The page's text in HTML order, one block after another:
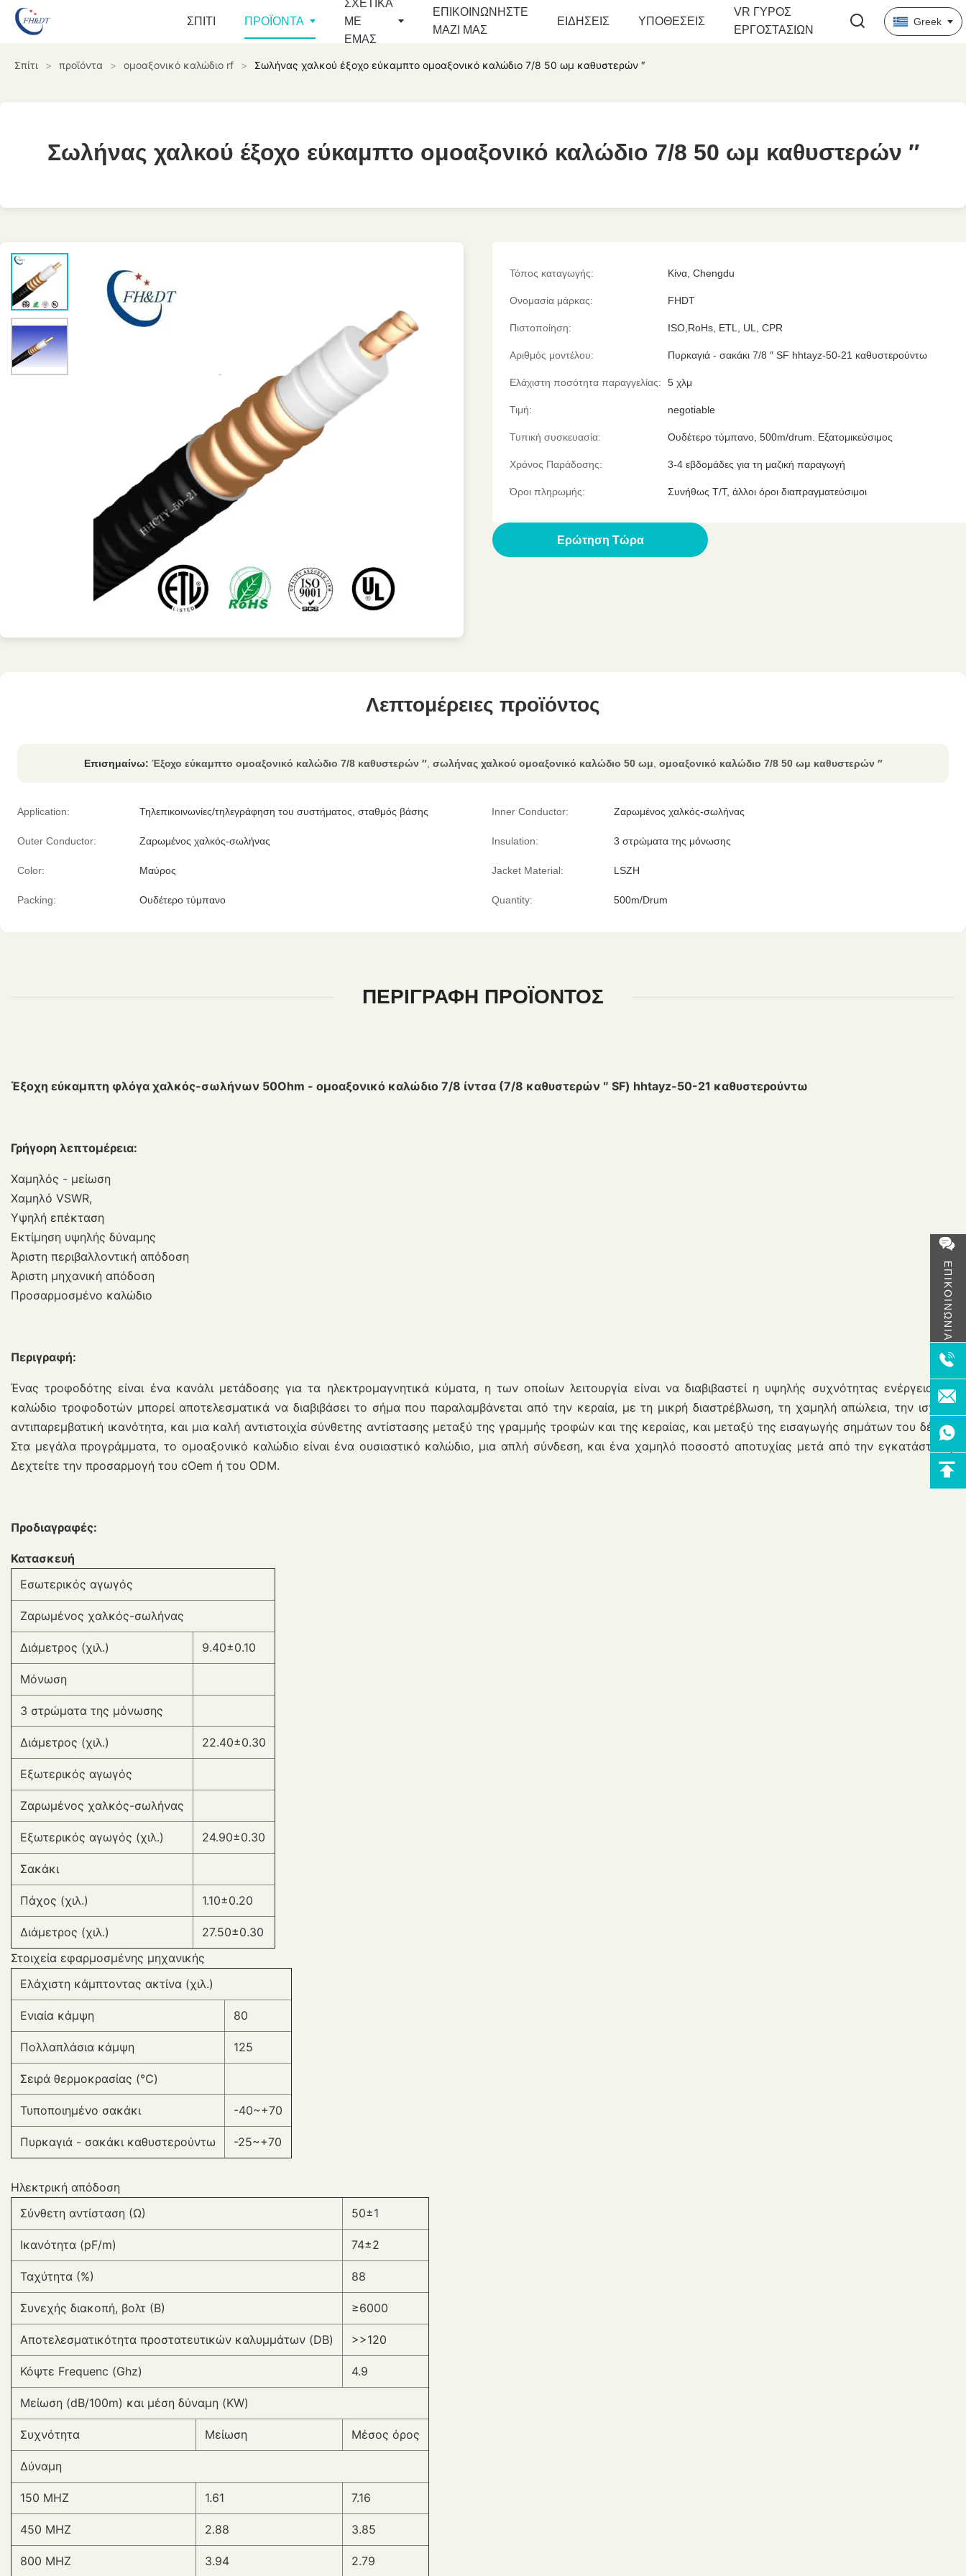
ΣΠΊΤΙ ΠΡΟΪΌΝΤΑ
ΣΧΕΤΙΚΆ
ΜΕ
ΕΜΆΣ
ΕΠΙΚΟΙΝΩΝΉΣΤΕ
ΜΑΖΊ ΜΑΣ
ΕΙΔΉΣΕΙΣ ΥΠΟΘΈΣΕΙΣ
VR ΓΎΡΟΣ
ΕΡΓΟΣΤΑΣΊΩΝ
Greek
ΕΠΙΚΟΙΝΩΝΙΑ
Σπίτι > προϊόντα > ομοαξονικό καλώδιο rf > Σωλήνας χαλκού έξοχο εύκαμπτο ομοαξονικό καλώδιο 7/8 50 ωμ καθυστερών ″
Σωλήνας χαλκού έξοχο εύκαμπτο ομοαξονικό καλώδιο 7/8 50 ωμ καθυστερών ″
Σωλήνας χαλκού έξοχο εύκαμπτο ομοαξονικό καλώδιο 7/8 50 ωμ καθυστερών ″
Τόπος καταγωγής: Κίνα, Chengdu
Ονομασία μάρκας: FHDT
Πιστοποίηση: ISO,RoHs, ETL, UL, CPR
Αριθμός μοντέλου: Πυρκαγιά - σακάκι 7/8 ″ SF hhtayz-50-21 καθυστερούντω
Ελάχιστη ποσότητα παραγγελίας: 5 χλμ
Τιμή: negotiable
Τυπική συσκευασία: Ουδέτερο τύμπανο, 500m/drum. Εξατομικεύσιμος
Χρόνος Παράδοσης: 3-4 εβδομάδες για τη μαζική παραγωγή
Όροι πληρωμής: Συνήθως T/T, άλλοι όροι διαπραγματεύσιμοι
Ερώτηση Τώρα
Βρες ένα απόσπασμα.
Λεπτομέρειες προϊόντος
Επισημαίνω: Έξοχο εύκαμπτο ομοαξονικό καλώδιο 7/8 καθυστερών ″, σωλήνας χαλκού ομοαξονικό καλώδιο 50 ωμ ομοαξονικό καλώδιο 7/8 50 ωμ καθυστερών ″
Application: Τηλεπικοινωνίες/τηλεγράφηση του συστήματος, σταθμός βάσης Inner Conductor: Ζαρωμένος χαλκός-σωλήνας
Outer Conductor: Ζαρωμένος χαλκός-σωλήνας Insulation: 3 στρώματα της μόνωσης
Color: Μαύρος Jacket Material: LSZH
Packing: Ουδέτερο τύμπανο Quantity: 500m/Drum
ΠΕΡΙΓΡΑΦΉ ΠΡΟΪΌΝΤΟΣ
Έξοχη εύκαμπτη φλόγα χαλκός-σωλήνων 50Ohm - ομοαξονικό καλώδιο 7/8 ίντσα (7/8 καθυστερών ″ SF) hhtayz-50-21 καθυστερούντω
Γρήγορη λεπτομέρεια:
Χαμηλός - μείωση
Χαμηλό VSWR,
Υψηλή επέκταση
Εκτίμηση υψηλής δύναμης
Άριστη περιβαλλοντική απόδοση
Άριστη μηχανική απόδοση
Προσαρμοσμένο καλώδιο
Περιγραφή:
Ένας τροφοδότης είναι ένα κανάλι μετάδοσης για τα ηλεκτρομαγνητικά κύματα, η των οποίων λειτουργία είναι να διαβιβαστεί η υψηλής συχνότητας ενέργεια. Το
καλώδιο τροφοδοτών μπορεί αποτελεσματικά να διαβιβάσει το σήμα που παραλαμβάνεται από την κεραία, με τη μικρή διαστρέβλωση, τη χαμηλή απώλεια, την ισχυρή
αντιπαρεμβατική ικανότητα, και μια καλή αντιστοιχία σύνθετης αντίστασης μεταξύ της γραμμής τροφών και της κεραίας, και μεταξύ της εισαγωγής σημάτων του δέκτη.
Στα μεγάλα προγράμματα, το ομοαξονικό καλώδιο είναι ένα ουσιαστικό καλώδιο, μια απλή σύνδεση, και ένα χαμηλό ποσοστό αποτυχίας μετά από την εγκατάσταση.
Δεχτείτε την προσαρμογή του cOem ή του ODM.
Προδιαγραφές:
Κατασκευή
Εσωτερικός αγωγός
Ζαρωμένος χαλκός-σωλήνας
Διάμετρος (χιλ.) 9.40±0.10
Μόνωση
3 στρώματα της μόνωσης
Διάμετρος (χιλ.) 22.40±0.30
Εξωτερικός αγωγός
Ζαρωμένος χαλκός-σωλήνας
Εξωτερικός αγωγός (χιλ.) 24.90±0.30
Σακάκι
Πάχος (χιλ.) 1.10±0.20
Διάμετρος (χιλ.)
27.50±0.30
Στοιχεία εφαρμοσμένης μηχανικής
Ελάχιστη κάμπτοντας ακτίνα (χιλ.)
Ενιαία κάμψη 80
Πολλαπλάσια κάμψη 125
Σειρά θερμοκρασίας (℃)
Τυποποιημένο σακάκι -40~+70
Πυρκαγιά - σακάκι καθυστερούντω -25~+70
Ηλεκτρική απόδοση
Σύνθετη αντίσταση (Ω)
50±1
Ικανότητα (pF/m) 74±2
Ταχύτητα (%) 88
Συνεχής διακοπή, βολτ (Β) ≥6000
Αποτελεσματικότητα προστατευτικών καλυμμάτων (DB) >>120
Κόψτε Frequenc (Ghz) 4.9
Μείωση (dB/100m) και μέση δύναμη (KW)
Συχνότητα Μείωση Μέσος όρος
Δύναμη
150 MHZ 1.61 7.16
450 MHZ 2.88 3.85
800 MHZ 3.94 2.79